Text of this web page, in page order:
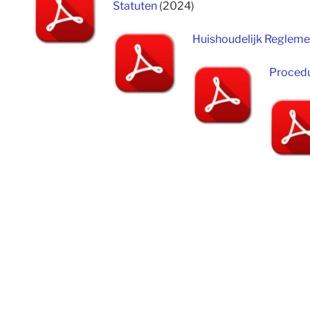
Statuten (2024)
Huishoudelijk